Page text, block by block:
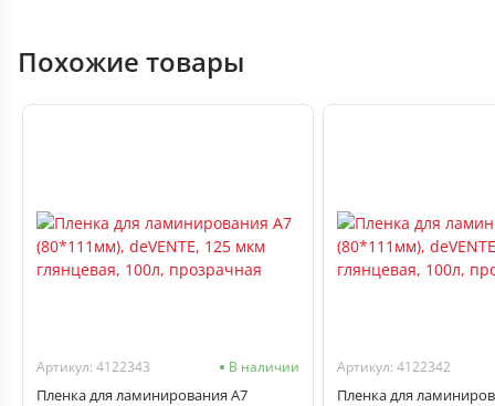
Похожие товары
Артикул: 4122343 В наличии
Пленка для ламинирования А7
Артикул: 4122342
Пленка для